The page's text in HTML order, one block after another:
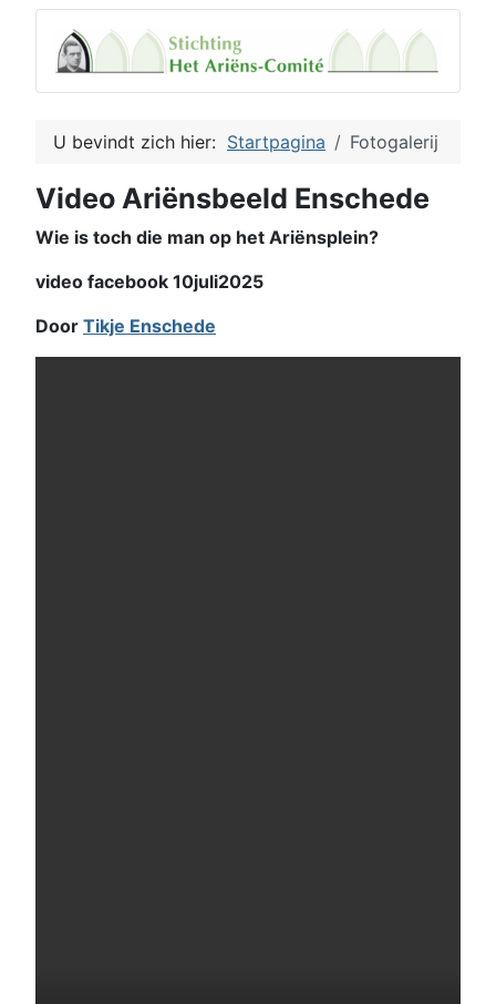
U bevindt zich hier: Startpagina Fotogalerij
Video Ariënsbeeld Enschede
Wie is toch die man op het Ariënsplein?
video facebook 10juli2025
Door Tikje Enschede